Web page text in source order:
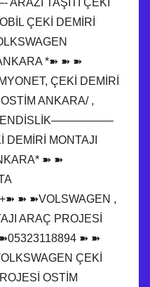
TAŞITI ÇEKİ
ÇEKİ DEMİRİ
*➽ ➽ ➽
ÇEKİ DEMİRİ
ANKARA/ ,
MONTAJI
➽ ➽
➽ ➽VOLSWAGEN ,
ARAÇ PROJESİ
➽ ➽
ÇEKİ
OSTİM